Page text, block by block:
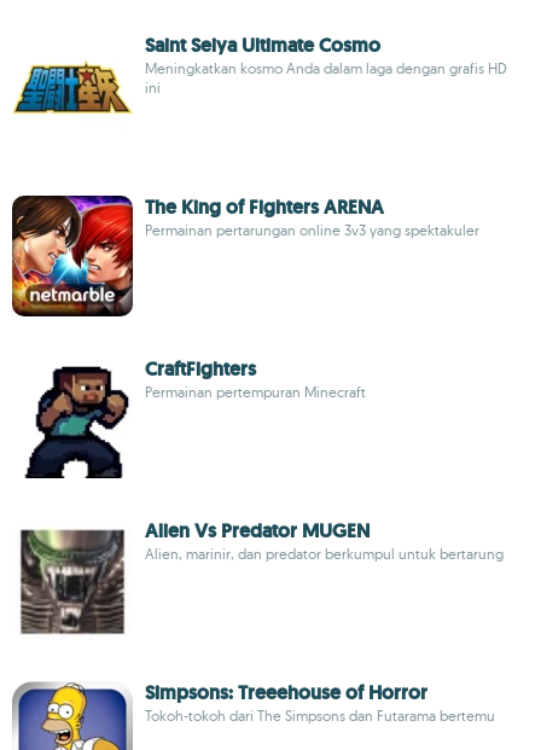
Saint Seiya Ultimate Cosmo
Meningkatkan kosmo Anda dalam laga dengan grafis HD
ini
The King of Fighters ARENA
Permainan pertarungan online 3v3 yang spektakuler
CraftFighters
Permainan pertempuran Minecraft
Alien Vs Predator MUGEN
Alien, marinir, dan predator berkumpul untuk bertarung
Simpsons: Treeehouse of Horror
Tokoh-tokoh dari The Simpsons dan Futarama bertemu